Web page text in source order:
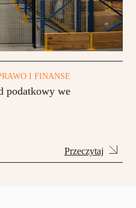
I FINANSE
podatkowy we
Przeczytaj